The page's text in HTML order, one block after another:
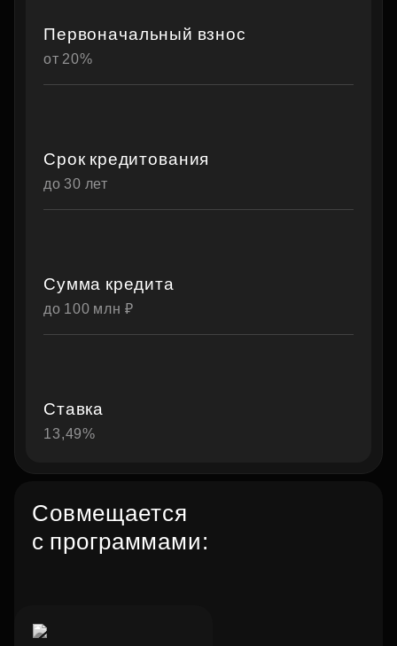
Первоначальный взнос
от 20%
Срок кредитования
до 30 лет
Сумма кредита
до 100 млн ₽
Ставка
13,49%
Совмещается
с программами: